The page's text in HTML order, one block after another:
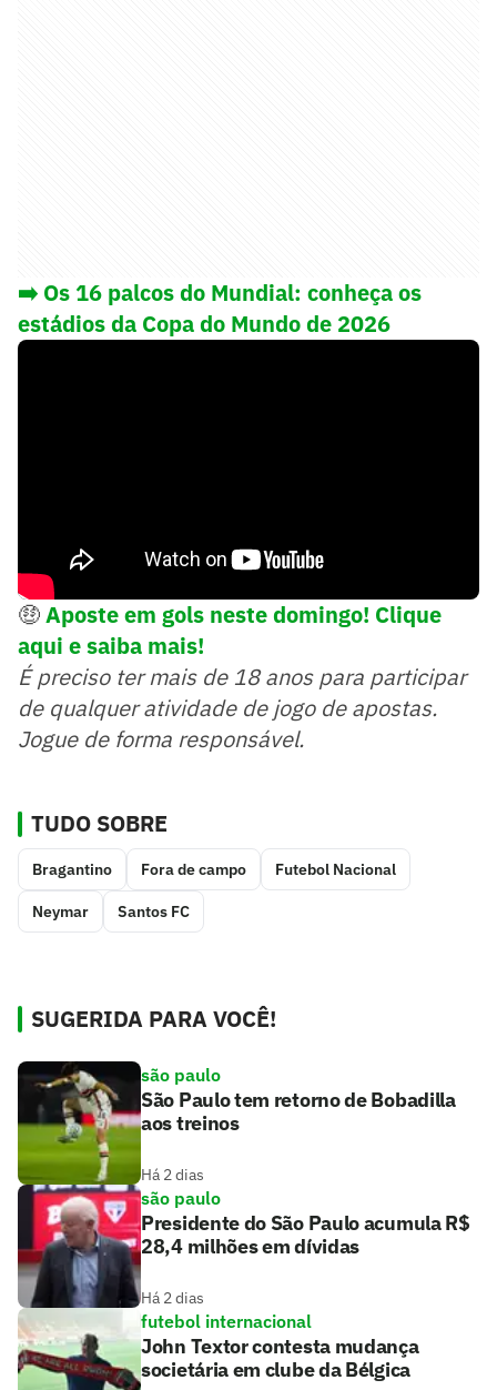
➡️ Os 16 palcos do Mundial: conheça os
estádios da Copa do Mundo de 2026
🤑Aposte em gols neste domingo! Clique
aqui e saiba mais!
É preciso ter mais de 18 anos para participar
de qualquer atividade de jogo de apostas.
Jogue de forma responsável.
TUDO SOBRE
Bragantino Fora de campo Futebol Nacional
Neymar Santos FC
SUGERIDA PARA VOCÊ!
são paulo
São Paulo tem retorno de Bobadilla
aos treinos
Há 2 dias
são paulo
Presidente do São Paulo acumula R$
28,4 milhões em dívidas
Há 2 dias
futebol internacional
John Textor contesta mudança
societária em clube da Bélgica